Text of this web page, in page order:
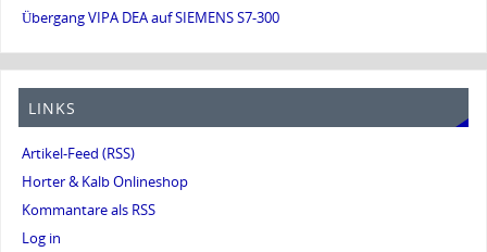
Übergang VIPA DEA auf SIEMENS S7-300
LINKS
Artikel-Feed (RSS)
Horter & Kalb Onlineshop
Kommantare als RSS
Log in